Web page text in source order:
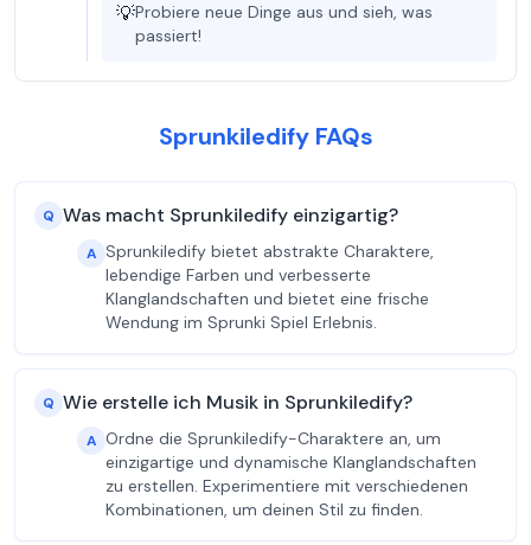
💡Probiere neue Dinge aus und sieh, was
passiert!
Sprunkiledify FAQs
Q Was macht Sprunkiledify einzigartig?
A Sprunkiledify bietet abstrakte Charaktere,
lebendige Farben und verbesserte
Klanglandschaften und bietet eine frische
Wendung im Sprunki Spiel Erlebnis.
Q Wie erstelle ich Musik in Sprunkiledify?
A Ordne die Sprunkiledify-Charaktere an, um
einzigartige und dynamische Klanglandschaften
zu erstellen. Experimentiere mit verschiedenen
Kombinationen, um deinen Stil zu finden.